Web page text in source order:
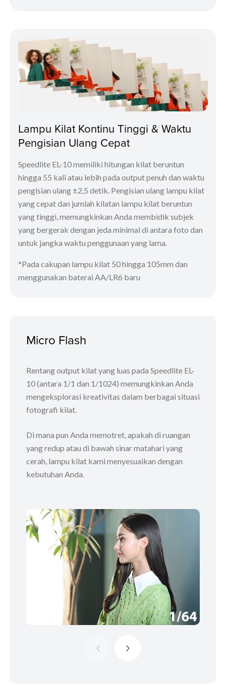
Lampu Kilat Kontinu Tinggi & Waktu
Pengisian Ulang Cepat
Speedlite EL-10 memiliki hitungan kilat beruntun
hingga 55 kali atau lebih pada output penuh dan waktu
pengisian ulang ±2,5 detik. Pengisian ulang lampu kilat
yang cepat dan jumlah kilatan lampu kilat beruntun
yang tinggi, memungkinkan Anda membidik subjek
yang bergerak dengan jeda minimal di antara foto dan
untuk jangka waktu penggunaan yang lama.
*Pada cakupan lampu kilat 50 hingga 105mm dan
menggunakan baterai AA/LR6 baru
Micro Flash
Rentang output kilat yang luas pada Speedlite EL-
10 (antara 1/1 dan 1/1024) memungkinkan Anda
mengeksplorasi kreativitas dalam berbagai situasi
fotografi kilat.
Di mana pun Anda memotret, apakah di ruangan
yang redup atau di bawah sinar matahari yang
cerah, lampu kilat kami menyesuaikan dengan
kebutuhan Anda.